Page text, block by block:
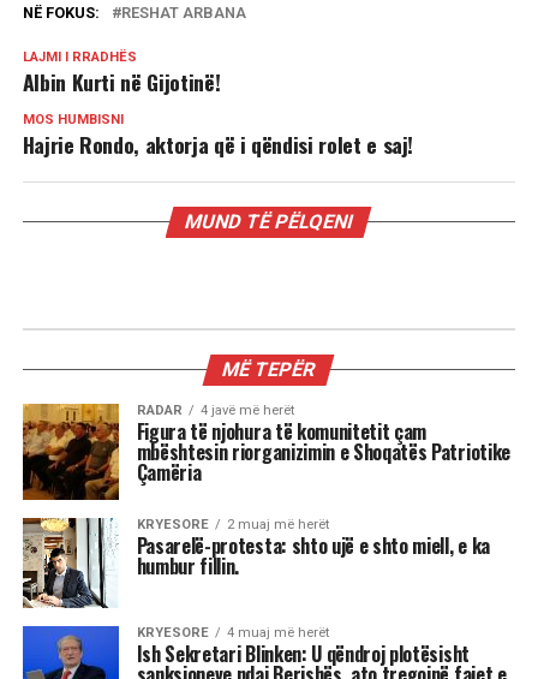
NË FOKUS: RESHAT ARBANA
LAJMI I RRADHËS
Albin Kurti në Gijotinë!
MOS HUMBISNI
Hajrie Rondo, aktorja që i qëndisi rolet e saj!
MUND TË PËLQENI
Hajrie Rondo, aktorja që i qëndisi
rolet e saj!
Shkruar nga Ilir Çumani